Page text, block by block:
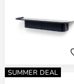
SUMMER DEAL